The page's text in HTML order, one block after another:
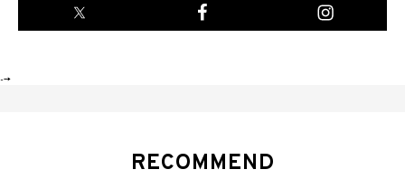
-->
RECOMMEND